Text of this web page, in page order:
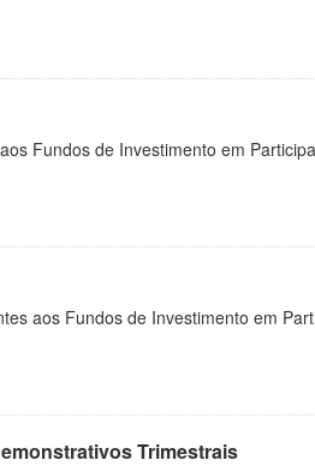
Fundos de Investimento em
aos Fundos de Investimento em
Trimestrais